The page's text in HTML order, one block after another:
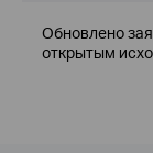
Обновлено
открытым